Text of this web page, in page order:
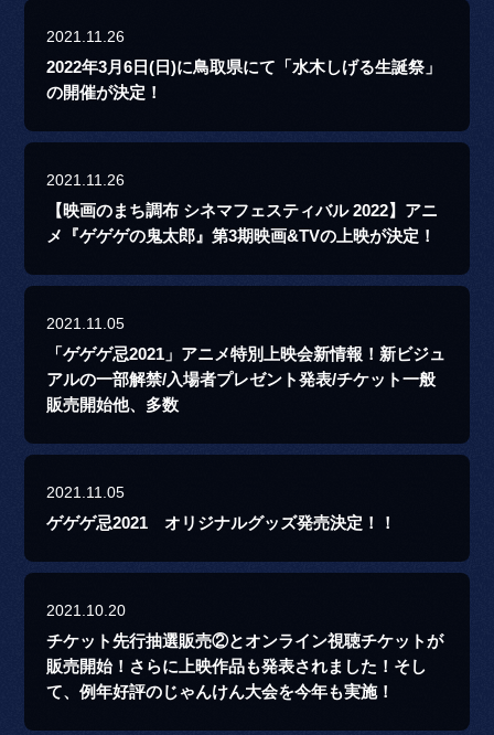
2021.11.26
2022年3月6日(日)に鳥取県にて「水木しげる生誕祭」
の開催が決定！
2021.11.26
【映画のまち調布 シネマフェスティバル 2022】アニ
メ『ゲゲゲの鬼太郎』第3期映画&TVの上映が決定！
2021.11.05
「ゲゲゲ忌2021」アニメ特別上映会新情報！新ビジュ
アルの一部解禁/入場者プレゼント発表/チケット一般
販売開始他、多数
2021.11.05
ゲゲゲ忌2021 オリジナルグッズ発売決定！！
2021.10.20
チケット先行抽選販売②とオンライン視聴チケットが
販売開始！さらに上映作品も発表されました！そし
て、例年好評のじゃんけん大会を今年も実施！